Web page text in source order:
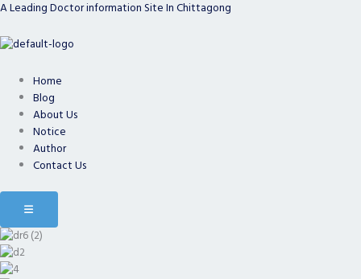
Skip
content
A Leading Doctor information Site In Chittagong
Home
Blog
About Us
Notice
Author
Contact Us
Hamburger Toggle Menu